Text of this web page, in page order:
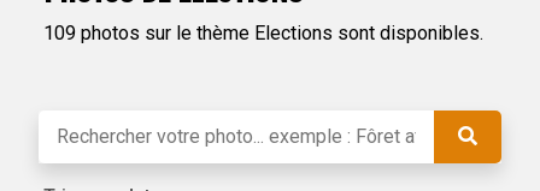
109 photos sur le thème Elections sont disponibles.